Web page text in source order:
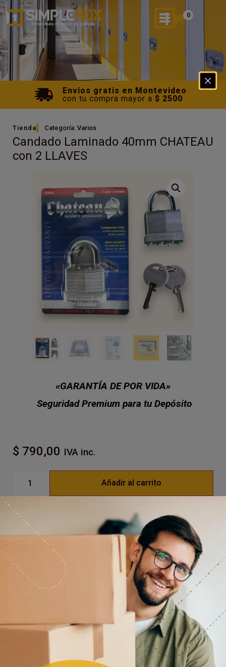
0
Envíos gratis en Montevideo
con tu compra mayor a $ 2500
Tienda Categoría: Varios
Candado Laminado 40mm CHATEAU
con 2 LLAVES
«GARANTÍA DE POR VIDA»
Seguridad Premium para tu Depósito
$ 790,00 IVA inc.
Añadir al carrito
«La elección preferida en la industria del self-
storage. Un candado de alta seguridad diseñado
para una resistencia superior a un precio
inteligente.»
(TODO CLIMA)
Base Protectora Anti-Rayones